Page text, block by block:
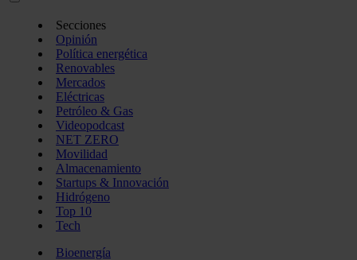
Secciones
Opinión
Política energética
Renovables
Mercados
Eléctricas
Petróleo & Gas
Videopodcast
NET ZERO
Movilidad
Almacenamiento
Startups & Innovación
Hidrógeno
Top 10
Tech
Bioenergía